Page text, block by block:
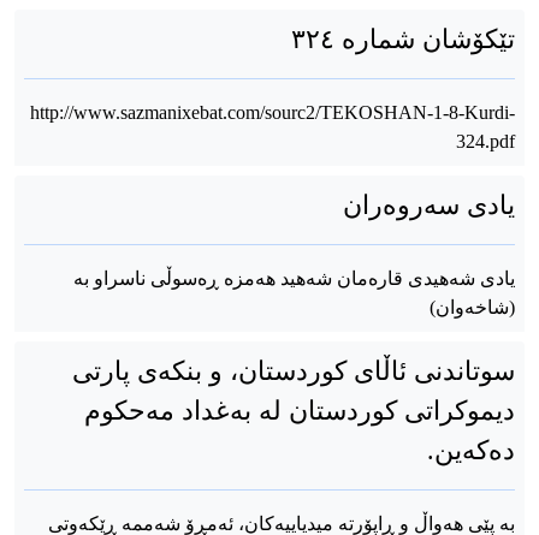
تێکۆشان شماره ٣٢٤
http://www.sazmanixebat.com/sourc2/TEKOSHAN-1-8-Kurdi-
324.pdf
یادی سەروەران
یادی شەهیدی قارەمان شەهید هەمزە ڕەسوڵی ناسراو بە
(شاخەوان)
سوتاندنی ئاڵای کوردستان، و بنکەی پارتی
دیموکراتی کوردستان لە بەغداد مەحکوم
دەکەین.
بە پێی هەواڵ و ڕاپۆرتە میدیاییەکان، ئەمڕۆ شەممە ڕێکەوتی